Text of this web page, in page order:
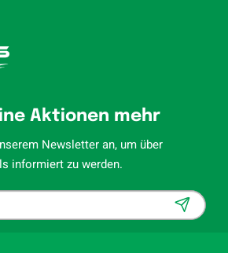
Aktionen mehr
Newsletter an, um über
informiert zu werden.